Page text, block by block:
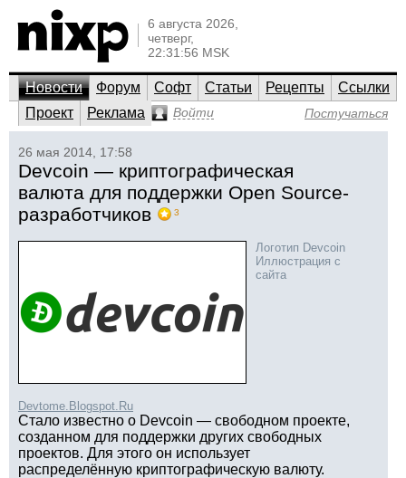
6 августа 2026,
четверг,
22:31:56 MSK
Новости Форум Софт Статьи Рецепты
Ссылки
Проект
Реклама Войти Постучаться
26 мая 2014, 17:58
Devcoin — криптографическая
валюта для поддержки Open Source-
разработчиков
3
Логотип Devcoin
Иллюстрация с
сайта
Devtome.Blogspot.Ru
Стало известно о Devcoin — свободном проекте,
созданном для поддержки других свободных
проектов. Для этого он использует
распределённую криптографическую валюту.